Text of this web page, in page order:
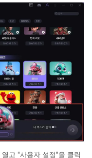
고 "사용자 설정"을 클릭